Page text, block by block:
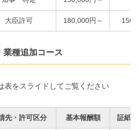
大臣許可 180,000円～
業種追加コース
をスライドしてご覧ください
先・許可区分 基本報酬額 証紙